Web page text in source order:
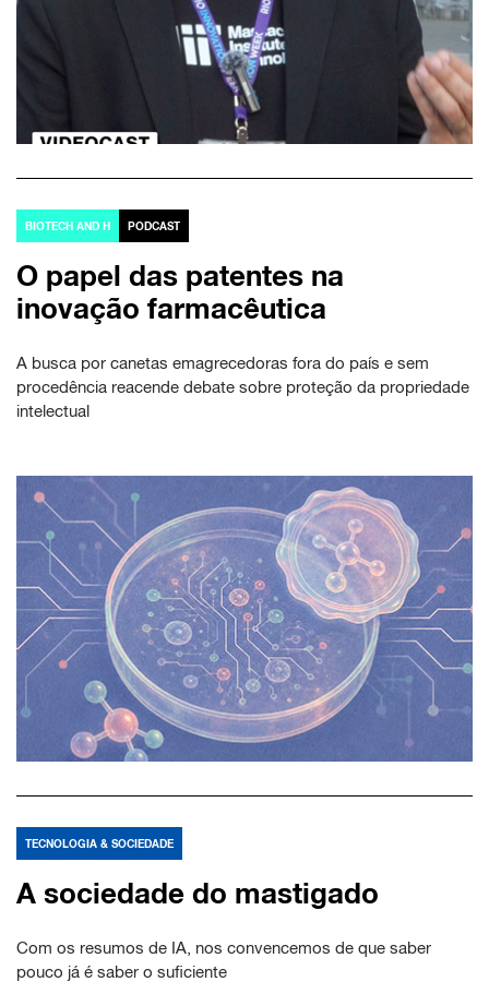
BIOTECH AND H PODCAST
O papel das patentes na
inovação farmacêutica
A busca por canetas emagrecedoras fora do país e sem
procedência reacende debate sobre proteção da propriedade
intelectual
TECNOLOGIA & SOCIEDADE
A sociedade do mastigado
Com os resumos de IA, nos convencemos de que saber
pouco já é saber o suficiente